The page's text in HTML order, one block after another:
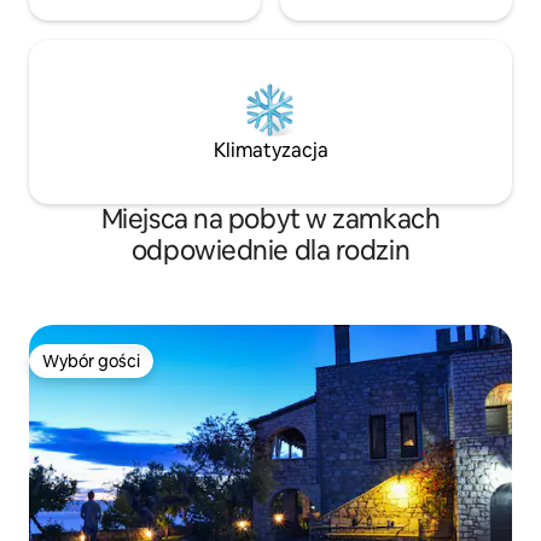
Klimatyzacja
Miejsca na pobyt w zamkach
odpowiednie dla rodzin
Wybór gości
Wybór gości